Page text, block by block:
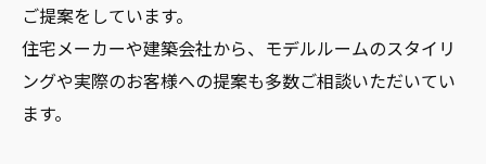
ご提案をしています。
住宅メーカーや建築会社から、モデルルームのスタイリ
ングや実際のお客様への提案も多数ご相談いただいてい
ます。